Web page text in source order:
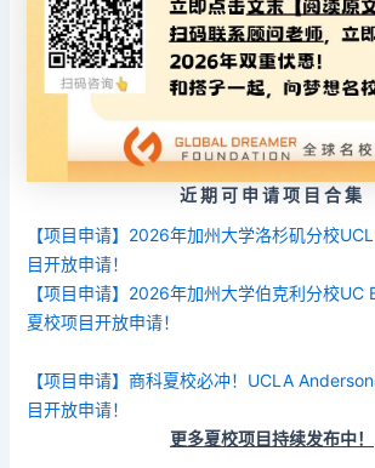
近期可申请项目合集
【项目申请】2026年加州大学洛杉矶分校
目开放申请！
【项目申请】2026年加州大学伯克利分校UC
夏校项目开放申请！
【项目申请】商科夏校必冲！UCLA
目开放申请！
更多夏校项目持续发布中！